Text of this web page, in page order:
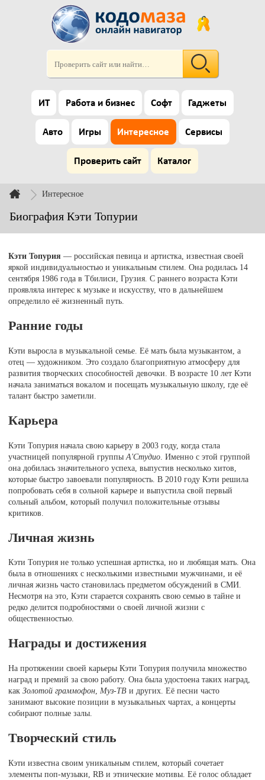
ИТ Работа и бизнес Софт Гаджеты
Авто Игры Интересное Сервисы
Проверить сайт Каталог
Интересное
Биография Кэти Топурии
Кэти Топурия — российская певица и артистка, известная своей
яркой индивидуальностью и уникальным стилем. Она родилась 14
сентября 1986 года в Тбилиси, Грузия. С раннего возраста Кэти
проявляла интерес к музыке и искусству, что в дальнейшем
определило её жизненный путь.
Ранние годы
Кэти выросла в музыкальной семье. Её мать была музыкантом, а
отец — художником. Это создало благоприятную атмосферу для
развития творческих способностей девочки. В возрасте 10 лет Кэти
начала заниматься вокалом и посещать музыкальную школу, где её
талант быстро заметили.
Карьера
Кэти Топурия начала свою карьеру в 2003 году, когда стала
участницей популярной группыА'Студио . Именно с этой группой
она добилась значительного успеха, выпустив несколько хитов,
которые быстро завоевали популярность. В 2010 году Кэти решила
попробовать себя в сольной карьере и выпустила свой первый
сольный альбом, который получил положительные отзывы
критиков.
Личная жизнь
Кэти Топурия не только успешная артистка, но и любящая мать. Она
была в отношениях с несколькими известными мужчинами, и её
личная жизнь часто становилась предметом обсуждений в СМИ.
Несмотря на это, Кэти старается сохранять свою семью в тайне и
редко делится подробностями о своей личной жизни с
общественностью.
Награды и достижения
На протяжении своей карьеры Кэти Топурия получила множество
наград и премий за свою работу. Она была удостоена таких наград,
какЗолотой граммофон,Муз-ТВ и других. Её песни часто
занимают высокие позиции в музыкальных чартах, а концерты
собирают полные залы.
Творческий стиль
Кэти известна своим уникальным стилем, который сочетает
элементы поп-музыки, RB и этнические мотивы. Её голос обладает